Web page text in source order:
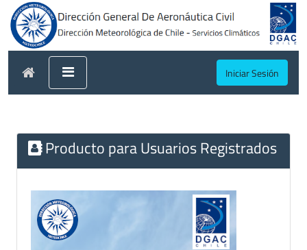
Iniciar Sesión
Producto para Usuarios Registrados